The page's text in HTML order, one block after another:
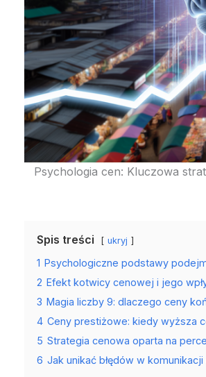
Psychologia cen: Kluczowa
Spis treści ukryj
1 Psychologiczne podstawy
2 Efekt kotwicy cenowej i jego
3 Magia liczby 9: dlaczego ceny
4 Ceny prestiżowe: kiedy wyższa
5 Strategia cenowa oparta na
6 Jak unikać błędów w